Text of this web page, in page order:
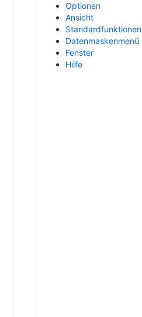
Optionen
Ansicht
Standardfunktionen
Datenmaskenmenü
Fenster
Hilfe